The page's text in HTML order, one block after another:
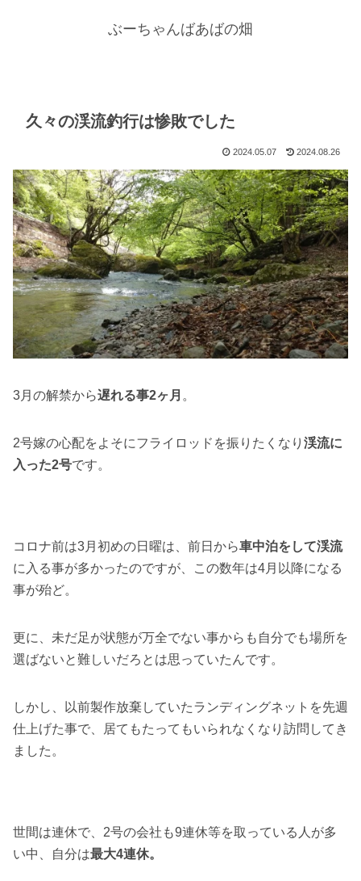
ぶーちゃんばあばの畑
久々の渓流釣行は惨敗でした
2024.05.07 2024.08.26
3月の解禁から遅れる事2ヶ月 。
2号嫁の心配をよそにフライロッドを振りたくなり 渓流に
入った2号です。
コロナ前は3月初めの日曜は、前日から車中泊をして渓流
に入る事が多かったのですが、この数年は4月以降になる
事が殆ど。
更に、未だ足が状態が万全でない事からも自分でも場所を
選ばないと難しいだろとは思っていたんです。
しかし、以前製作放棄していたランディングネットを先週
仕上げた事で、居てもたってもいられなくなり訪問してき
ました。
世間は連休で、2号の会社も9連休等を取っている人が多
い中、自分は最大4連休。